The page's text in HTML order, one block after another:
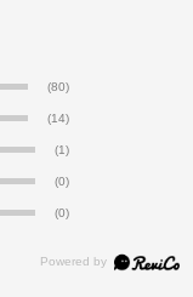
(80)
(14)
(1)
(0)
(0)